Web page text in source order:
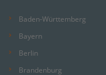
Baden-Württemberg
Bayern
Berlin
Brandenburg